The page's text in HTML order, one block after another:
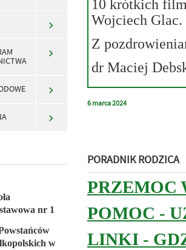
nr 1
w
10 krótkich
Wojciech Glac.
Z
dr Maciej
6 marca2024
PORADNIK RODZICA
PRZEMOC
POMOC -
LINKI -